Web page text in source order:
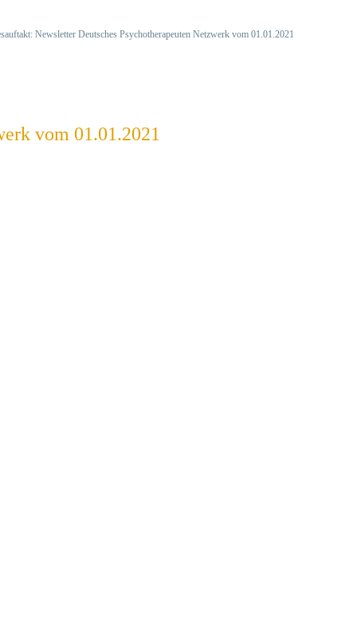
Newsletter Deutsches Psychotherapeuten Netzwerk vom 01.01.2021
vom 01.01.2021